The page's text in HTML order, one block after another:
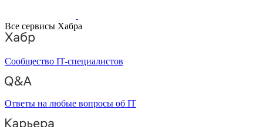
Все сервисы Хабра
Сообщество IT-специалистов
Ответы на любые вопросы об IT